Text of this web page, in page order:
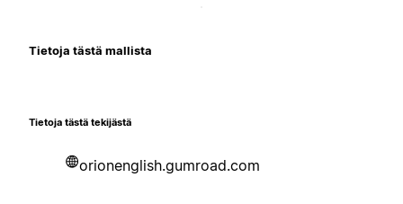
Tietoja tästä mallista
Tietoja tästä tekijästä
orionenglish.gumroad.com